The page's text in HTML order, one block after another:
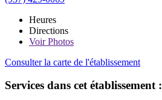
Heures
Directions
VoirPhotos
Consulter la carte de l'établissement
Services dans cet établissement :